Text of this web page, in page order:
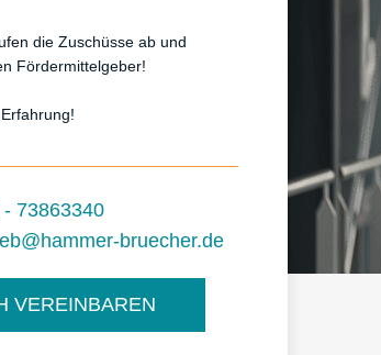
die Zuschüsse ab und
Fördermittelgeber!
73863340
bruecher.de
VEREINBAREN